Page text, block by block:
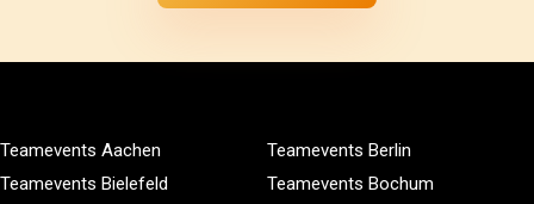
Teamevents Aachen
Teamevents Berlin
Teamevents Bielefeld
Teamevents Bochum